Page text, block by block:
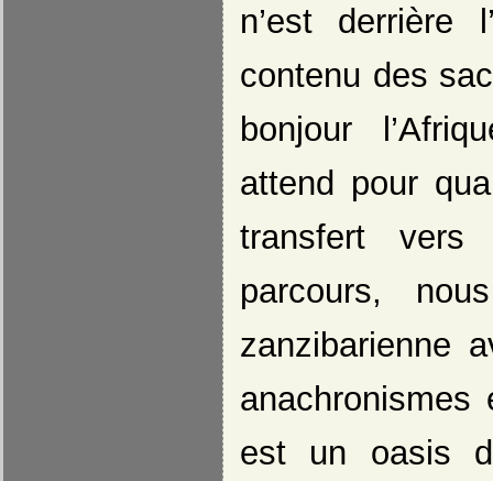
n’est derrière
contenu des
bonjour
attend pour
transfert
parcours,
zanzibarienne
anachronismes
est un oasis